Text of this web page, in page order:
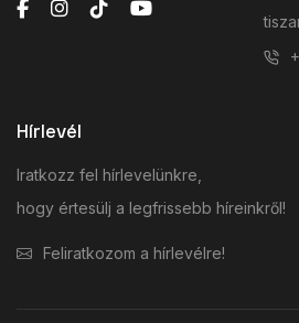
Hírlevél
Iratkozz fel hírlevelünkre,
hogy értesülj a legfrissebb híreinkről!
Feliratkozom a hírlevélre!